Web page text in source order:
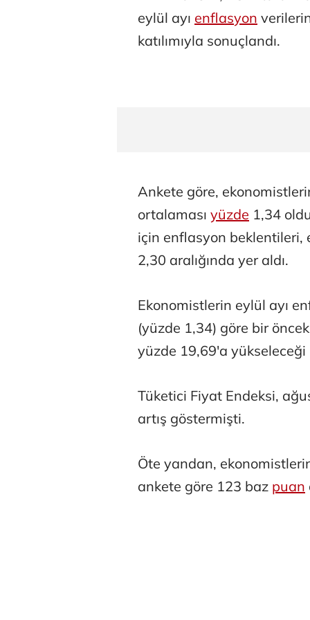
eylül ayı enflasyon
katılımıyla sonuçlandı.
Ankete göre,
ortalaması yüzde 1,34
için enflasyon beklentileri,
2,30 aralığında yer aldı.
Ekonomistlerin eylül ayı
(yüzde 1,34) göre bir
yüzde 19,69'a yükseleceği
Tüketici Fiyat Endeksi,
artış göstermişti.
Öte yandan,
ankete göre 123 baz puan